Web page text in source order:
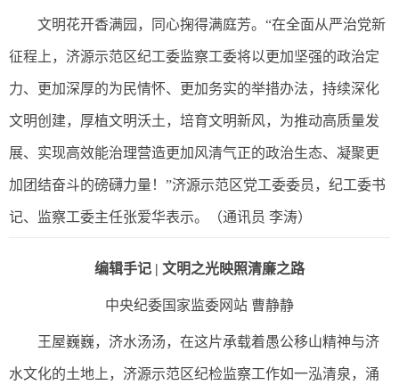
文明花开香满园，同心掬得满庭芳。“在全面从严治党新
征程上，济源示范区纪工委监察工委将以更加坚强的政治定
力、更加深厚的为民情怀、更加务实的举措办法，持续深化
文明创建，厚植文明沃土，培育文明新风，为推动高质量发
展、实现高效能治理营造更加风清气正的政治生态、凝聚更
加团结奋斗的磅礴力量！”济源示范区党工委委员，纪工委书
记、监察工委主任张爱华表示。（通讯员 李涛）
编辑手记 | 文明之光映照清廉之路
中央纪委国家监委网站 曹静静
王屋巍巍，济水汤汤，在这片承载着愚公移山精神与济
水文化的土地上，济源示范区纪检监察工作如一泓清泉，涌